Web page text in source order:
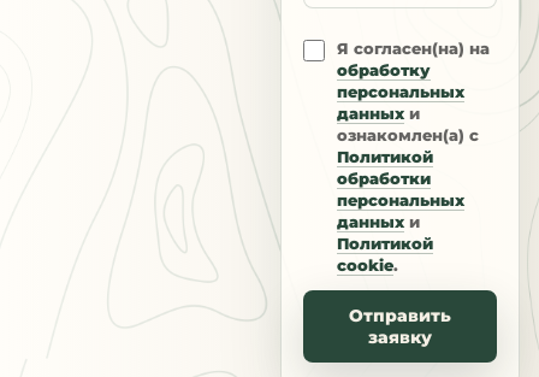
Я согласен(на) на
обработку
персональных
данных и
ознакомлен(а) с
Политикой
обработки
персональных
данных и
Политикой
cookie.
Отправить
заявку